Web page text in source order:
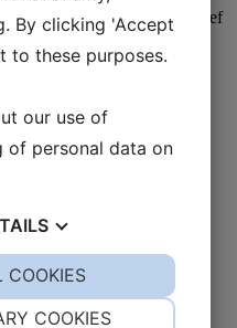
with our head chef
wedding cake
bar
in the
a personalized quote for
to contact us! We look
memories in the beautiful
your wedding in the
dreams come true!
By clicking 'Accept
to these purposes.
our use of
of personal data on
YES NO
COOKIES
COOKIES